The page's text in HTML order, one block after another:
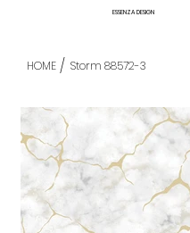
ESSENZA DESIGN
HOME / Storm 88572-3